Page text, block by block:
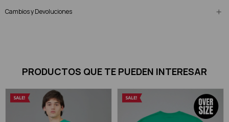
Cambios y Devoluciones
PRODUCTOS QUE TE PUEDEN INTERESAR